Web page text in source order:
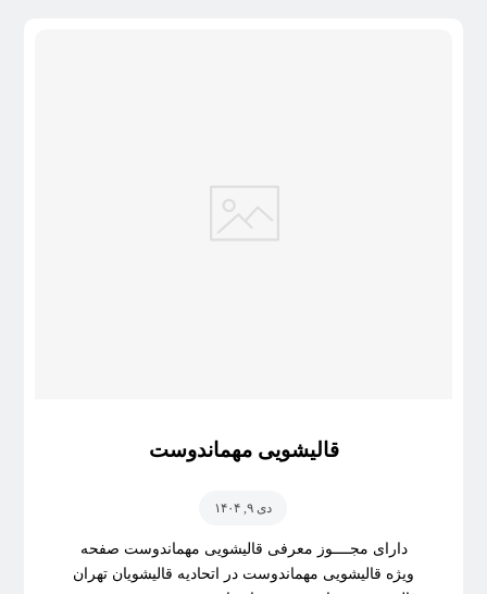
قالیشویی مهماندوست
دی ۹, ۱۴۰۴
دارای مجــــوز معرفی قالیشویی مهماندوست صفحه
ویژه قالیشویی مهماندوست در اتحادیه قالیشویان تهران